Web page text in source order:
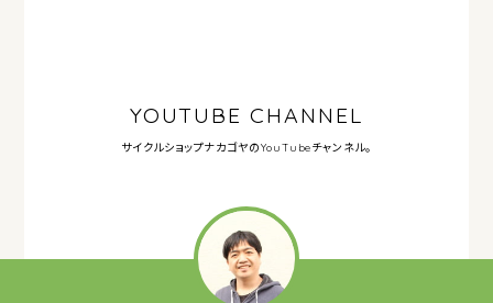
YOUTUBE CHANNEL
サイクルショップナカゴヤのYouTubeチャンネル。